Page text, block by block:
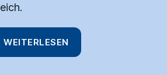
WEITERLESEN
(m/w/d)“